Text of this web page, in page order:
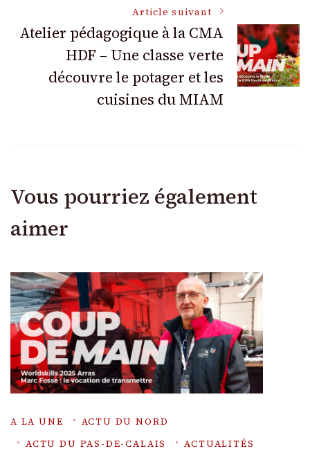
Article suivant
Atelier pédagogique à la CMA
HDF – Une classe verte
découvre le potager et les
cuisines du MIAM
Vous pourriez également
aimer
A LA UNE
ACTU DU NORD
ACTU DU PAS-DE-CALAIS
ACTUALITÉS